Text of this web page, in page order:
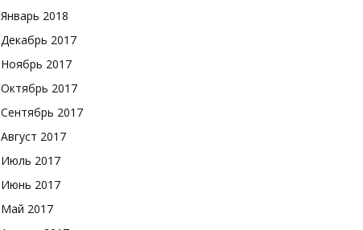
Январь 2018
Декабрь 2017
Ноябрь 2017
Октябрь 2017
Сентябрь 2017
Август 2017
Июль 2017
Июнь 2017
Май 2017